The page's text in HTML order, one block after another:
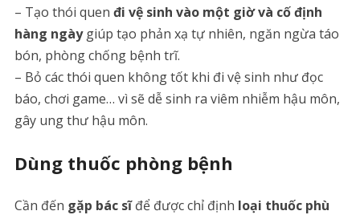
– Tạo thói quen đi vệ sinh vào một giờ và cố định
hàng ngàygiúp tạo phản xạ tự nhiên, ngăn ngừa táo
bón, phòng chống bệnh trĩ.
– Bỏ các thói quen không tốt khi đi vệ sinh như đọc
báo, chơi game… vì sẽ dễ sinh ra viêm nhiễm hậu môn,
gây ung thư hậu môn.
Dùng thuốc phòng bệnh
Cần đến gặp bác sĩđể được chỉ định loại thuốc phù